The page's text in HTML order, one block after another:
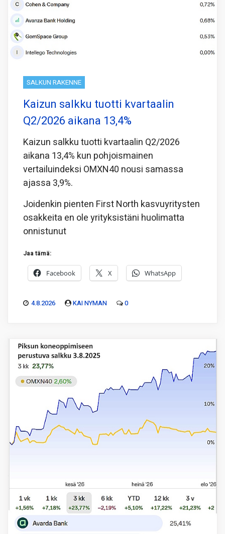
SALKUN RAKENNE
Kaizun salkku tuotti kvartaalin
Q2/2026 aikana 13,4%
Kaizun salkku tuotti kvartaalin Q2/2026
aikana 13,4% kun pohjoismainen
vertailuindeksi OMXN40 nousi samassa
ajassa 3,9%.
Joidenkin pienten First North kasvuyritysten
osakkeita en ole yrityksistäni huolimatta
onnistunut
Jaa tämä:
Facebook X WhatsApp
4.8.2026 KAI NYMAN 0